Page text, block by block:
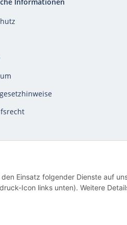
Einsatz folgender Dienste auf
Icon links unten). Weitere